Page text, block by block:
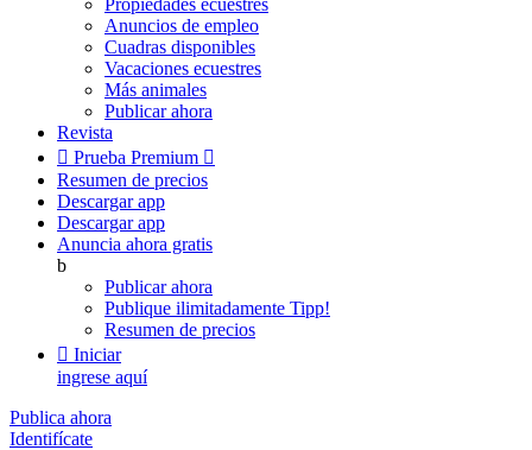
Propiedades ecuestres
Anuncios de empleo
Cuadras disponibles
Vacaciones ecuestres
Más animales
Publicar ahora
Revista
 Prueba Premium 
Resumen de precios
Descargar app
Descargar app
Anuncia ahora gratis
b
Publicar ahora
Publique ilimitadamente Tipp!
Resumen de precios
 Iniciar
ingrese aquí
Publica ahora
Identifícate